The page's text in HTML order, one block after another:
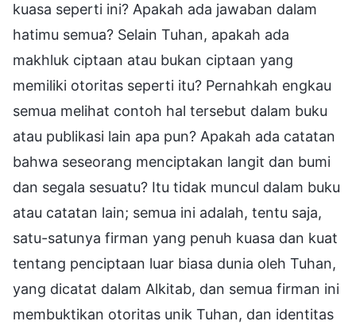
kuasa seperti ini? Apakah ada jawaban dalam
hatimu semua? Selain Tuhan, apakah ada
makhluk ciptaan atau bukan ciptaan yang
memiliki otoritas seperti itu? Pernahkah engkau
semua melihat contoh hal tersebut dalam buku
atau publikasi lain apa pun? Apakah ada catatan
bahwa seseorang menciptakan langit dan bumi
dan segala sesuatu? Itu tidak muncul dalam buku
atau catatan lain; semua ini adalah, tentu saja,
satu-satunya firman yang penuh kuasa dan kuat
tentang penciptaan luar biasa dunia oleh Tuhan,
yang dicatat dalam Alkitab, dan semua firman ini
membuktikan otoritas unik Tuhan, dan identitas